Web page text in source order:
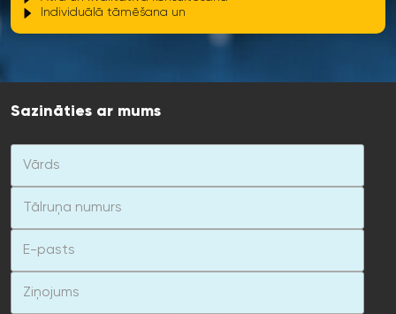
Individuālā tāmēšana un
Sazināties ar mums